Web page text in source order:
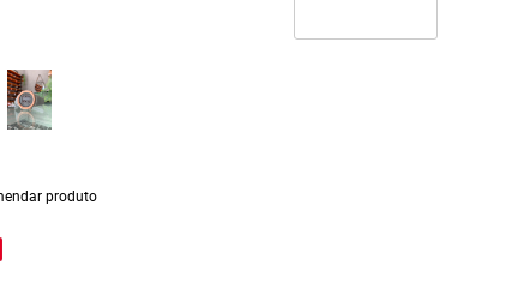
produto